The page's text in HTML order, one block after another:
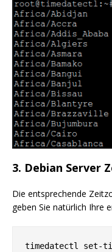
3. Debian Server
Die entsprechende
geben Sie natürlich Ihre
timedatectl set-